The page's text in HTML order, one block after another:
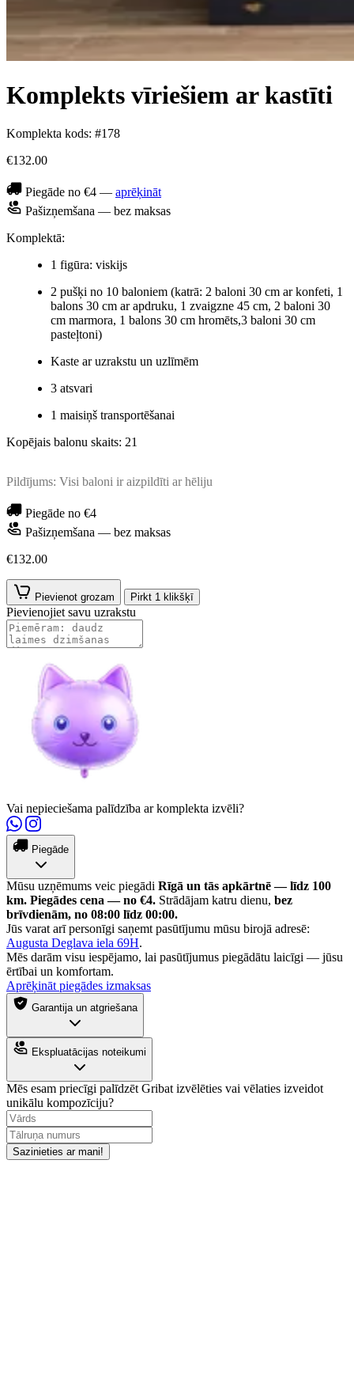
Komplekts vīriešiem ar kastīti
Komplekta kods: #178
€132.00
Piegāde no €4 — aprēķināt
Pašizņemšana — bez maksas
Komplektā:
1 figūra: viskijs
2 pušķi no 10 baloniem (katrā: 2 baloni 30 cm ar konfeti, 1
balons 30 cm ar apdruku, 1 zvaigzne 45 cm, 2 baloni 30
cm marmora, 1 balons 30 cm hromēts,3 baloni 30 cm
pasteļtoni)
Kaste ar uzrakstu un uzlīmēm
3 atsvari
1 maisiņš transportēšanai
Kopējais balonu skaits: 21
Pildījums: Visi baloni ir aizpildīti ar hēliju
Piegāde no €4
Pašizņemšana — bez maksas
€132.00
Pievienot grozam Pirkt 1 klikšķī
Pievienojiet savu uzrakstu
Vai nepieciešama palīdzība ar komplekta izvēli?
Piegāde
Mūsu uzņēmums veic piegādi Rīgā un tās apkārtnē — līdz 100
km. Piegādes cena — no €4. Strādājam katru dienu, bez
brīvdienām, no 08:00 līdz 00:00.
Jūs varat arī personīgi saņemt pasūtījumu mūsu birojā adresē:
Augusta Deglava iela 69H.
Mēs darām visu iespējamo, lai pasūtījumus piegādātu laicīgi — jūsu
ērtībai un komfortam.
Aprēķināt piegādes izmaksas
Garantija un atgriešana
Ekspluatācijas noteikumi
Mēs esam priecīgi palīdzēt Gribat izvēlēties vai vēlaties izveidot
unikālu kompozīciju?
Sazinieties ar mani!